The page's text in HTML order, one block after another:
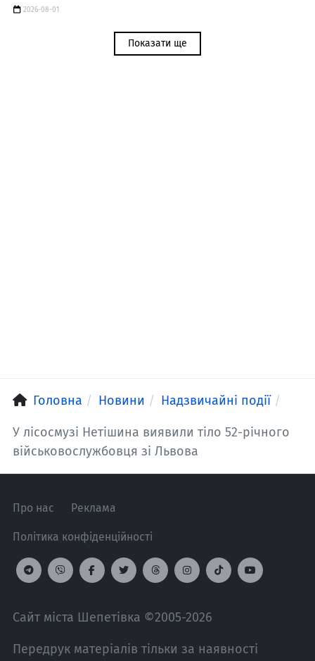
2026-08-01
Показати ще
Головна Новини Надзвичайні події
У лісосмузі Нетішина виявили тіло 52-річного
військовослужбовця зі Львова
Про нас Реклама
Політика конфіденційності
Сайт міста Шепетівка ©2005-2026
Передрук матеріалів тільки за наявності